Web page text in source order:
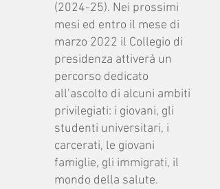
(2024-25). Nei prossimi
mesi ed entro il mese di
marzo 2022 il Collegio di
presidenza attiverà un
percorso dedicato
all’ascolto di alcuni ambiti
privilegiati: i giovani, gli
studenti universitari, i
carcerati, le giovani
famiglie, gli immigrati, il
mondo della salute.